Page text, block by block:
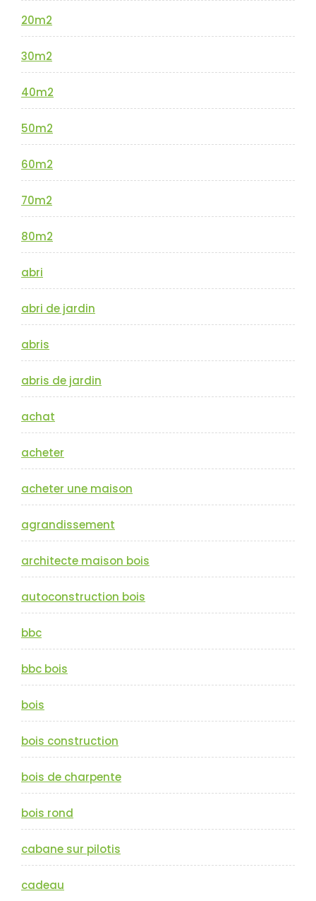
20m2
30m2
40m2
50m2
60m2
70m2
80m2
abri
abri de jardin
abris
abris de jardin
achat
acheter
acheter une maison
agrandissement
architecte maison bois
autoconstruction bois
bbc
bbc bois
bois
bois construction
bois de charpente
bois rond
cabane sur pilotis
cadeau